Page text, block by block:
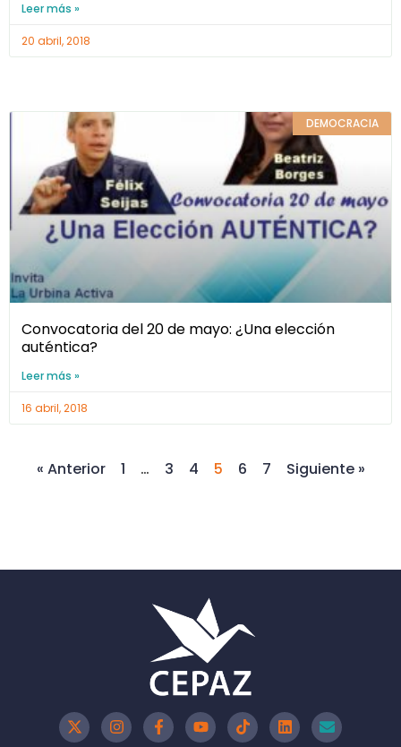
Leer más »
20 abril, 2018
DEMOCRACIA
Convocatoria del 20 de mayo: ¿Una elección
auténtica?
Leer más »
16 abril, 2018
« Anterior 1 … 3 4 5 6 7 Siguiente »